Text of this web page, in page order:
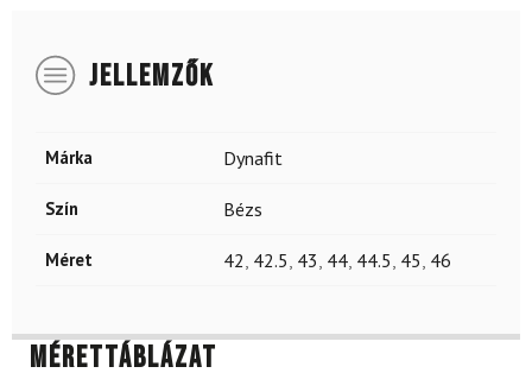
JELLEMZŐK
Márka Dynafit
Szín Bézs
Méret 42 42.5 43 44 44.5 45 46
Mérettáblázat